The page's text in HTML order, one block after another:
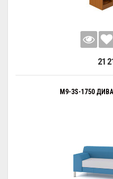
21
M9-3S-1750